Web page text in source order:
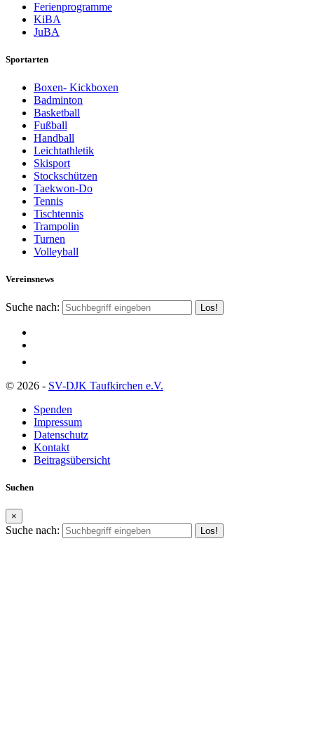
Ferienprogramme
KiBA
JuBA
Sportarten
Boxen- Kickboxen
Badminton
Basketball
Fußball
Handball
Leichtathletik
Skisport
Stockschützen
Taekwon-Do
Tennis
Tischtennis
Trampolin
Turnen
Volleyball
Vereinsnews
Suche nach:
© 2026 - SV-DJK Taufkirchen e.V.
Spenden
Impressum
Datenschutz
Kontakt
Beitragsübersicht
Suchen
×
Suche nach: